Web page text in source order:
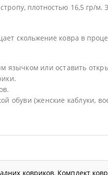
плотностью 16,5 гр/м.
скольжение ковра в
язычком или оставить
обуви (женские каблуки,
ковриков, Комплект